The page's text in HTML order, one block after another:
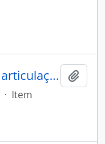
A autonomia como valor e articulação de possibilidades: o movimento dos professores indígenas do Amazonas, de Roraima e do Acre e a construção de uma política de educação escolar indígena.
· Item